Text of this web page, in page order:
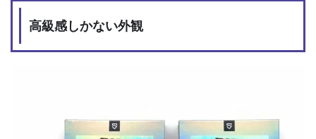
高級感しかない外観